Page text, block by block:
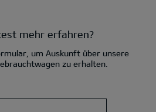
mehr erfahren?
um Auskunft über unsere
zu erhalten.